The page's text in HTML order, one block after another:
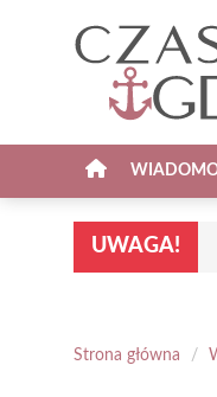
UWAGA!
Strona główna /